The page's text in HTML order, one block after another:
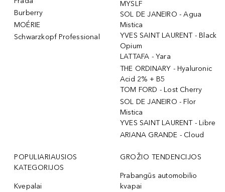
Burberry
MOÉRIE
Schwarzkopf Professional
MYSLF
SOL DE JANEIRO - Agua
Mistica
YVES SAINT LAURENT - Black
Opium
LATTAFA - Yara
THE ORDINARY - Hyaluronic
Acid 2% + B5
TOM FORD - Lost Cherry
SOL DE JANEIRO - Flor
Mistica
YVES SAINT LAURENT - Libre
ARIANA GRANDE - Cloud
POPULIARIAUSIOS
KATEGORIJOS
Kvepalai
GROŽIO TENDENCIJOS
Prabangūs automobilio
kvapai